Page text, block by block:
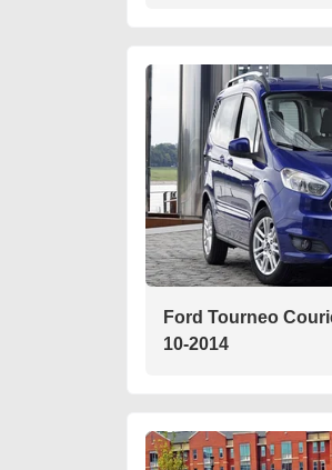
Ford Tourneo
10-2014